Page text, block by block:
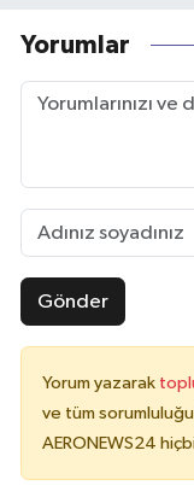
Yorumlar
Gönder
Yorum yazarak
ve tüm
AERONEWS24